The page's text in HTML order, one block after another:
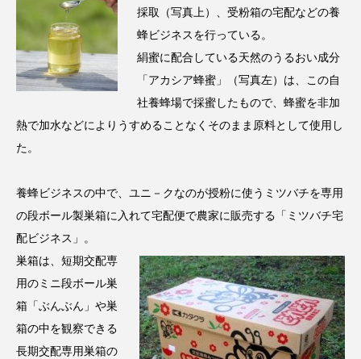
クルエルティフリー クレンジング
クローズアップ
コスト削減
コルチゾール サステナビリティ
サプリ サロンクレンジング サロン戦略
サロン経営 サロン連略 シャネル
スカルプ クレンジング 頻度 スカルプケア
採取（写真上）、受粉箱の宅配などの養
蜂ビジネスを行っている。
絹蜜に配合している天然のうるおい成分
「アカシア蜂蜜」（写真左）は、この自
社養蜂場で採蜜したもので、蜂蜜を非加
熱で加水などによりうすめることなくそのまま原料として使用し
た。
養蜂ビジネスの中で、ユニ－クなのが授粉に使うミツバチを専用
の段ボール製巣箱に入れて宅配便で農家に販売する「ミツバチ宅
配ビジネス」。
巣箱は、短期交配専
用のミニ段ボール巣
箱「ぶんぶん」や巣
箱の中を観察できる
長期交配専用巣箱の